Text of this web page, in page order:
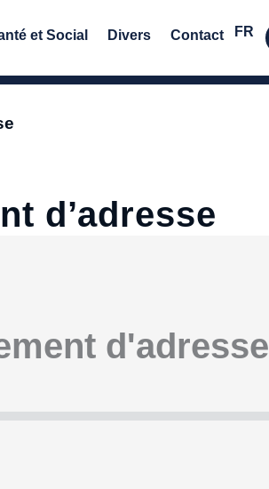
et Social Divers Contact FR
d’adresse
d'adresse